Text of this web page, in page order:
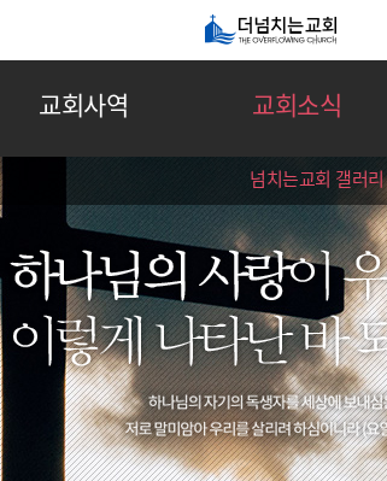
넘치는교회 갤러리
교회사역 교회소식